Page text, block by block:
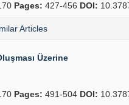
Pages: 427-456 DOI:
Articles
Üzerine
Pages: 491-504 DOI: